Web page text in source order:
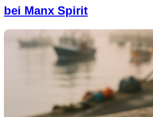
bei Manx Spirit